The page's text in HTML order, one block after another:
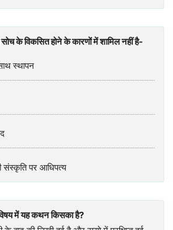
के विकसित होने के कारणों में शामिल नहीं है-
स्थापन
पर आधिपत्य
में यह कथन किसका है?